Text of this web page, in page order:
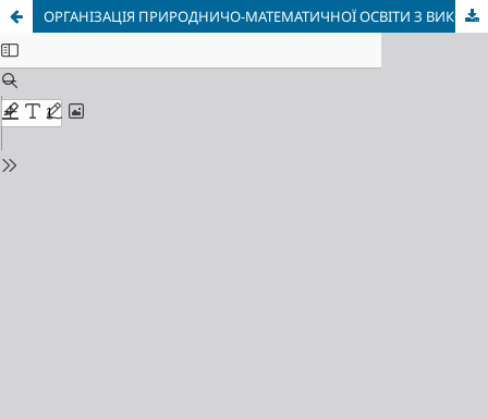
ОРГАНІЗАЦІЯ ПРИРОДНИЧО-МАТЕМАТИЧНОЇ ОСВІТИ З ВИКОРИСТАННЯМ CAD/CAE-СИСТЕМ